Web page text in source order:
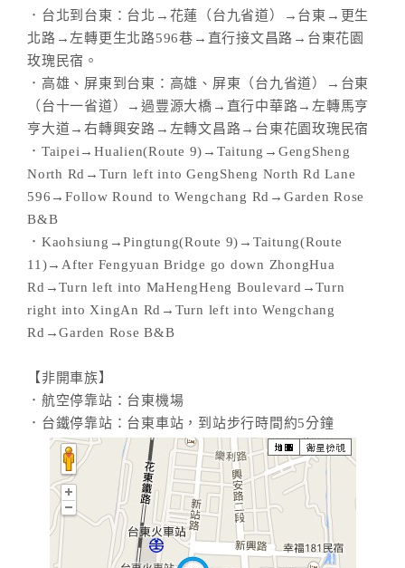
．台北到台東：台北→花蓮（台九省道）→台東→更生
北路→左轉更生北路596巷→直行接文昌路→台東花園
玫瑰民宿。
．高雄、屏東到台東：高雄、屏東（台九省道）→台東
（台十一省道）→過豐源大橋→直行中華路→左轉馬亨
亨大道→右轉興安路→左轉文昌路→台東花園玫瑰民宿
．Taipei→Hualien(Route 9)→Taitung→GengSheng
North Rd→Turn left into GengSheng North Rd Lane
596→Follow Round to Wengchang Rd→Garden Rose
B&B
．Kaohsiung→Pingtung(Route 9)→Taitung(Route
11)→After Fengyuan Bridge go down ZhongHua
Rd→Turn left into MaHengHeng Boulevard→Turn
right into XingAn Rd→Turn left into Wengchang
Rd→Garden Rose B&B
【非開車族】
．航空停靠站：台東機場
．台鐵停靠站：台東車站，到站步行時間約5分鐘